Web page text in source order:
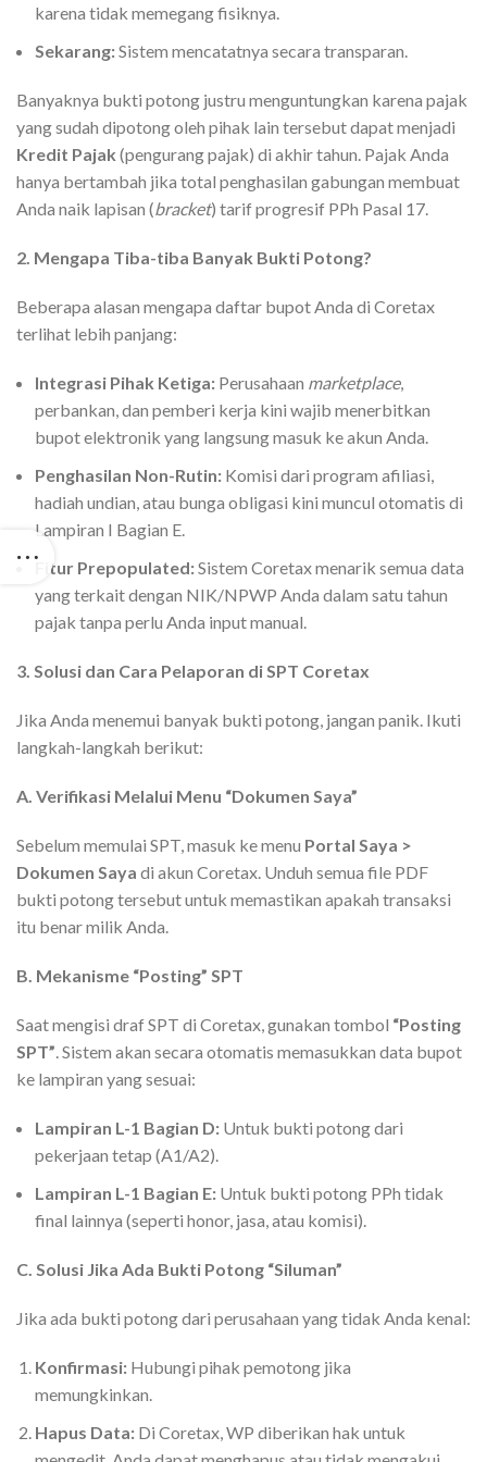
karena tidak memegang fisiknya.
Sekarang:Sistem mencatatnya secara transparan.
Banyaknya bukti potong justru menguntungkan karena pajak
yang sudah dipotong oleh pihak lain tersebut dapat menjadi
Kredit Pajak (pengurang pajak) di akhir tahun. Pajak Anda
hanya bertambah jika total penghasilan gabungan membuat
Anda naik lapisan (bracket) tarif progresif PPh Pasal 17.
2. Mengapa Tiba-tiba Banyak Bukti Potong?
Beberapa alasan mengapa daftar bupot Anda di Coretax
terlihat lebih panjang:
Integrasi Pihak Ketiga: Perusahaan marketplace,
perbankan, dan pemberi kerja kini wajib menerbitkan
bupot elektronik yang langsung masuk ke akun Anda.
Penghasilan Non-Rutin: Komisi dari program afiliasi,
hadiah undian, atau bunga obligasi kini muncul otomatis di
Lampiran I Bagian E.
Fitur Prepopulated:Sistem Coretax menarik semua data
yang terkait dengan NIK/NPWP Anda dalam satu tahun
pajak tanpa perlu Anda input manual.
3. Solusi dan Cara Pelaporan di SPT Coretax
Jika Anda menemui banyak bukti potong, jangan panik. Ikuti
langkah-langkah berikut:
A. Verifikasi Melalui Menu “Dokumen Saya”
Sebelum memulai SPT, masuk ke menu Portal Saya >
Dokumen Saya di akun Coretax. Unduh semua file PDF
bukti potong tersebut untuk memastikan apakah transaksi
itu benar milik Anda.
B. Mekanisme “Posting” SPT
Saat mengisi draf SPT di Coretax, gunakan tombol “Posting
SPT”. Sistem akan secara otomatis memasukkan data bupot
ke lampiran yang sesuai:
Lampiran L-1 Bagian D: Untuk bukti potong dari
pekerjaan tetap (A1/A2).
Lampiran L-1 Bagian E: Untuk bukti potong PPh tidak
final lainnya (seperti honor, jasa, atau komisi).
C. Solusi Jika Ada Bukti Potong “Siluman”
Jika ada bukti potong dari perusahaan yang tidak Anda kenal:
Konfirmasi: Hubungi pihak pemotong jika
memungkinkan.
Hapus Data: Di Coretax, WP diberikan hak untuk